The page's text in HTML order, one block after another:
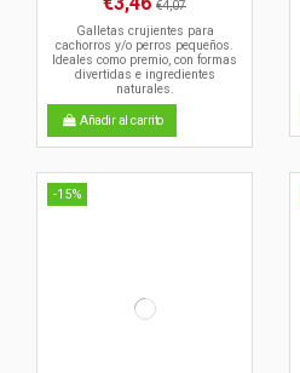
€4,07
Galletas crujientes para
cachorros y/o perros pequeños.
Ideales como premio, con formas
divertidas e ingredientes
naturales.
Añadir al carrito
-15%